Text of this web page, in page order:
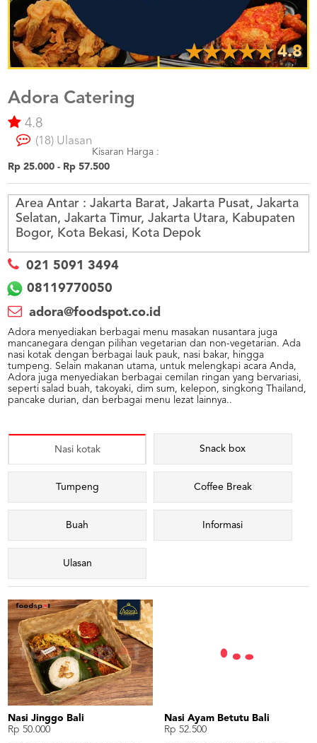
US
CATERERS
BLOG
TERMS
CONDITIONS
CALL
CENTER
021
3494
4.8
Adora Catering
4.8
(18) Ulasan
Kisaran Harga :
Rp 25.000 - Rp 57.500
Area Antar : Jakarta Barat, Jakarta Pusat, Jakarta
Selatan, Jakarta Timur, Jakarta Utara, Kabupaten
Bogor, Kota Bekasi, Kota Depok
021 5091 3494
08119770050
adora@foodspot.co.id
Adora menyediakan berbagai menu masakan nusantara juga
mancanegara dengan pilihan vegetarian dan non-vegetarian. Ada
nasi kotak dengan berbagai lauk pauk, nasi bakar, hingga
tumpeng. Selain makanan utama, untuk melengkapi acara Anda,
Adora juga menyediakan berbagai cemilan ringan yang bervariasi,
seperti salad buah, takoyaki, dim sum, kelepon, singkong Thailand,
pancake durian, dan berbagai menu lezat lainnya..
Nasi kotak Snack box
Tumpeng Coffee Break
Buah Informasi
Ulasan
Nasi Jinggo Bali
Rp 50.000
Nasi Ayam Betutu Bali
Rp 52.500